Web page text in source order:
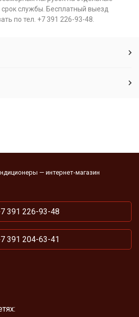
срок службы. Бесплатный выезд
по тел. +7 391 226-93-48.
— интернет-магазин
391 226-93-48
391 204-63-41